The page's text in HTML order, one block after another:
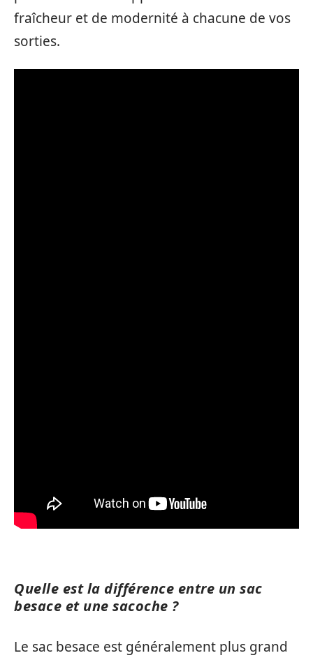
fraîcheur et de modernité à chacune de vos
sorties.
Quelle est la différence entre un sac
besace et une sacoche ?
Le sac besace est généralement plus grand